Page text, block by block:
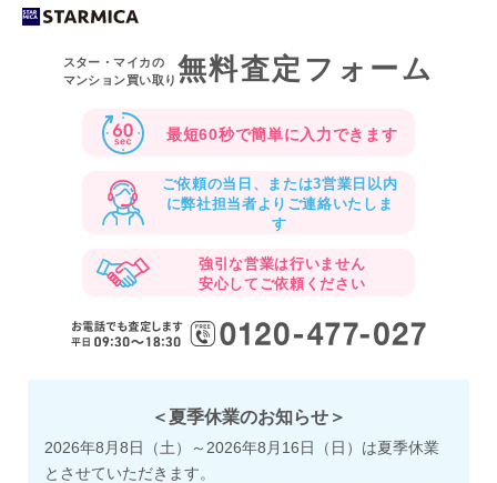
スター・マイカの
マンション買い取り 無料査定フォーム
最短60秒で簡単に入力できます
ご依頼の当日、または3営業日以内
に弊社担当者よりご連絡いたしま
す
強引な営業は行いません
安心してご依頼ください
＜夏季休業のお知らせ＞
2026年8月8日（土）～2026年8月16日（日）は夏季休業
とさせていただきます。